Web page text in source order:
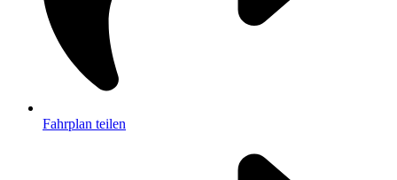
Fahrplan teilen